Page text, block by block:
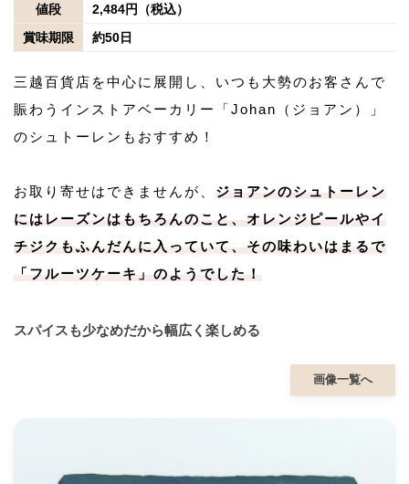
値段
2,484円（税込）
賞味期限
約50日
三越百貨店を中心に展開し、いつも大勢のお客さんで
賑わうインストアベーカリー「Johan（ジョアン）」
のシュトーレンもおすすめ！
お取り寄せはできませんが、 ジョアンのシュトーレン
にはレーズンはもちろんのこと、オレンジピールやイ
チジクもふんだんに入っていて、その味わいはまるで
「フルーツケーキ」のようでした！
スパイスも少なめだから幅広く楽しめる
画像一覧へ